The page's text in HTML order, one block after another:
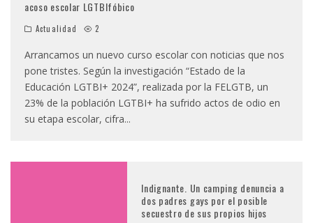
acoso escolar LGTBIfóbico
Actualidad 2
Arrancamos un nuevo curso escolar con noticias que nos
pone tristes. Según la investigación “Estado de la
Educación LGTBI+ 2024”, realizada por la FELGTB, un
23% de la población LGTBI+ ha sufrido actos de odio en
su etapa escolar, cifra...
Indignante. Un camping denuncia a
dos padres gays por el posible
secuestro de sus propios hijos